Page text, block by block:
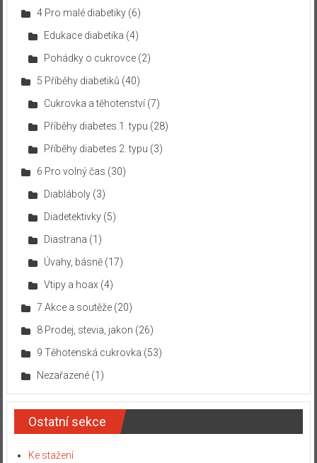
4 Pro malé diabetiky(6)
Edukace diabetika (4)
Pohádky o cukrovce(2)
5 Příběhy diabetiků (40)
Cukrovka a těhotenství(7)
Příběhy diabetes 1. typu (28)
Příběhy diabetes 2. typu (3)
6 Pro volný čas (30)
Diabláboly(3)
Diadetektivky(5)
Diastrana (1)
Úvahy, básně(17)
Vtipy a hoax (4)
7 Akce a soutěže(20)
8 Prodej, stevia, jakon (26)
9 Těhotenská cukrovka (53)
Nezařazené(1)
Ostatní sekce
Ke stažení